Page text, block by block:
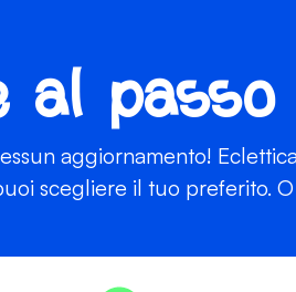
al passo
aggiornamento!
scegliere il tuo preferito.